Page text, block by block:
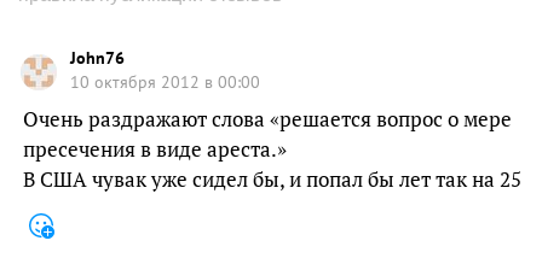
John76
10 октября 2012 в 00:00
Очень раздражают слова «решается вопрос о мере
пресечения в виде ареста.»
В США чувак уже сидел бы, и попал бы лет так на 25